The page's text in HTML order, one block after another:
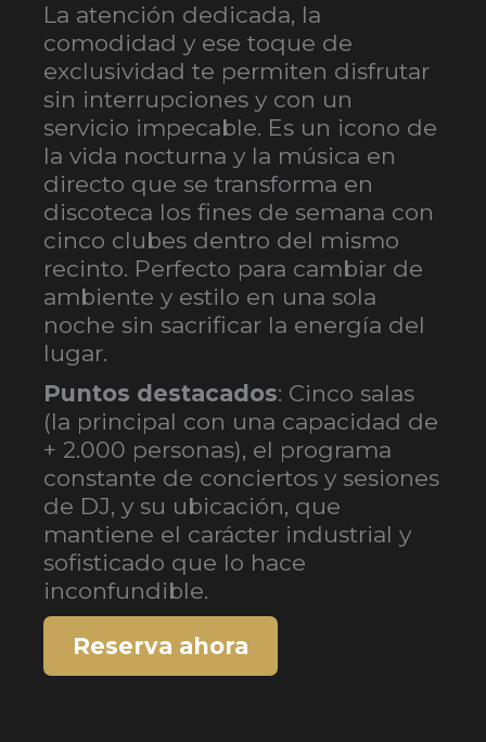
La atención dedicada, la
comodidad y ese toque de
exclusividad te permiten disfrutar
sin interrupciones y con un
servicio impecable. Es un icono de
la vida nocturna y la música en
directo que se transforma en
discoteca los fines de semana con
cinco clubes dentro del mismo
recinto. Perfecto para cambiar de
ambiente y estilo en una sola
noche sin sacrificar la energía del
lugar.
Puntos destacados: Cinco salas
(la principal con una capacidad de
+ 2.000 personas), el programa
constante de conciertos y sesiones
de DJ, y su ubicación, que
mantiene el carácter industrial y
sofisticado que lo hace
inconfundible.
Reserva ahora